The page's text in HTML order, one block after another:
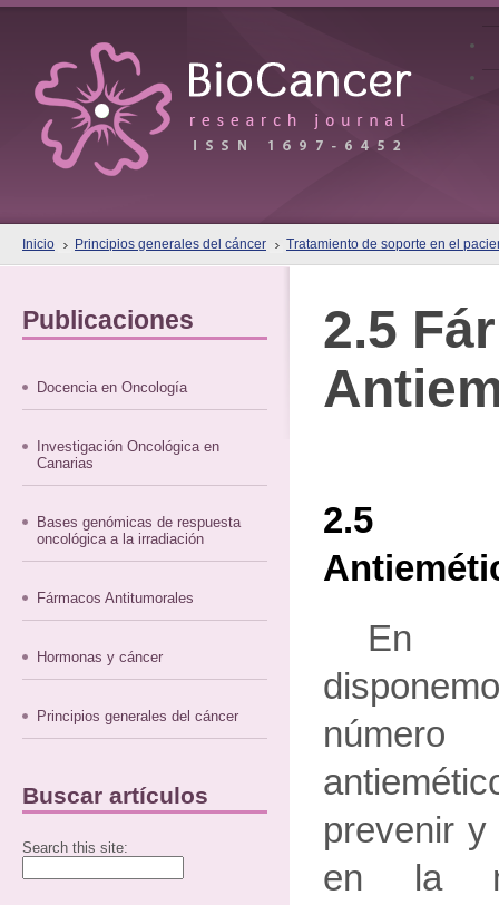
Inicio Principios generales del cáncer Tratamiento de soporte en el
Publicaciones
Docencia en Oncología
Investigación Oncológica en
Canarias
Bases genómicas de respuesta
oncológica a la irradiación
Fármacos Antitumorales
Hormonas y cáncer
Principios generales del cáncer
Buscar artículos
Search this site:
2.5
2.5
En
prevenir
en la